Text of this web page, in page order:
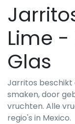
Lime -
Glas
Jarritos beschikt
smaken, door
vruchten. Alle
regio's in Mexico.